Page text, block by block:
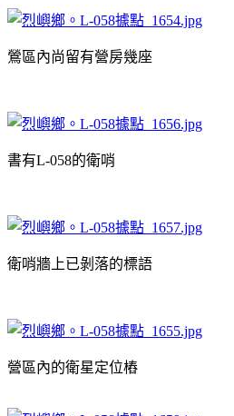
鶯區內尚留有營房幾座
書有L-058的衛哨
衛哨牆上已剝落的標語
營區內的衛星定位樁